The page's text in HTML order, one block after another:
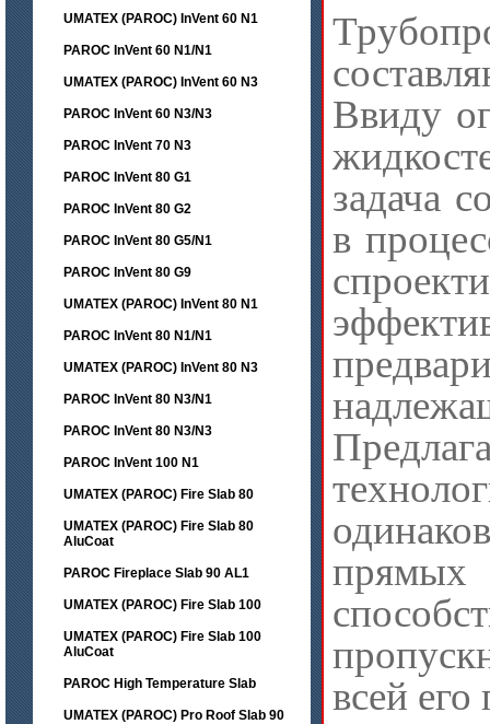
UMATEX (PAROC) InVent 60 N1
PAROC InVent 60 N1/N1
UMATEX (PAROC) InVent 60 N3
PAROC InVent 60 N3/N3
PAROC InVent 70 N3
PAROC InVent 80 G1
PAROC InVent 80 G2
PAROC InVent 80 G5/N1
PAROC InVent 80 G9
UMATEX (PAROC) InVent 80 N1
PAROC InVent 80 N1/N1
UMATEX (PAROC) InVent 80 N3
PAROC InVent 80 N3/N1
PAROC InVent 80 N3/N3
PAROC InVent 100 N1
UMATEX (PAROC) Fire Slab 80
UMATEX (PAROC) Fire Slab 80
AluCoat
PAROC Fireplace Slab 90 AL1
UMATEX (PAROC) Fire Slab 100
UMATEX (PAROC) Fire Slab 100
AluCoat
PAROC High Temperature Slab
UMATEX (PAROC) Pro Roof Slab 90
Ввиду
задача
в
всей